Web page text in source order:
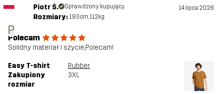
P
Piotr Ś. Sprawdzony kupujący 14 lipca 2026
Rozmiary: 193cm, 112kg
Polecam
Solidny materiał i szycie,Polecam!
Easy T-shirt
Rubber
Zakupiony
rozmiar
3XL